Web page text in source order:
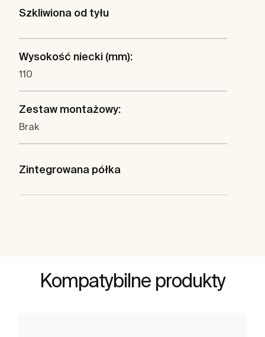
Szkliwiona od tyłu
Wysokość niecki (mm):
110
Zestaw montażowy:
Brak
Zintegrowana półka
Kompatybilne produkty